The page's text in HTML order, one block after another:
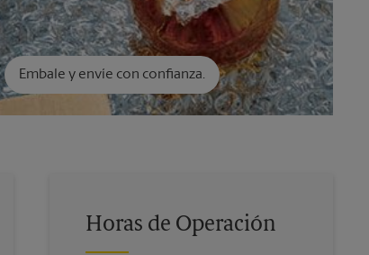
Embale y envíe con confianza.
Horas de Operación